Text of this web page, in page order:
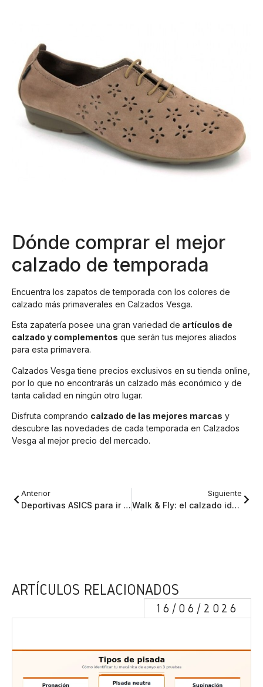
Dónde comprar el mejor
calzado de temporada
Encuentra los zapatos de temporada con los colores de
calzado más primaverales en Calzados Vesga.
Esta zapatería posee una gran variedad de artículos de
calzado y complementos que serán tus mejores aliados
para esta primavera.
Calzados Vesga tiene precios exclusivos en su tienda online,
por lo que no encontrarás un calzado más económico y de
tanta calidad en ningún otro lugar.
Disfruta comprando calzado de las mejores marcas y
descubre las novedades de cada temporada en Calzados
Vesga al mejor precio del mercado.
Anterior
Deportivas ASICS para ir a la moda
Siguiente
Walk & Fly: el calzado ideal al mejor precio
ARTÍCULOS RELACIONADOS
16/06/2026